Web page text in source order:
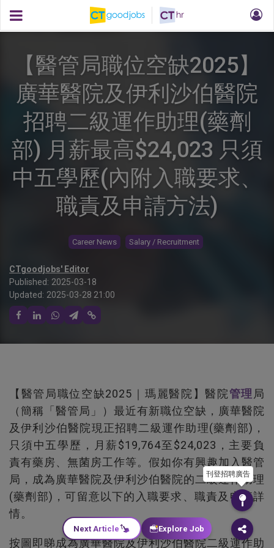
【醫管局職位空缺2025】
廣華醫院及伊利沙伯醫院
招聘二級運作助理(藥劑
部) 月薪最高$24,023 只須
中五學歷(內附入職要求、
職責及申請方法)
Career News Salary / Recruitment
CTgoodjobs' Editor
Published: 2025-03-18
Updated: 2025-03-28 21:00
【醫管局職位空缺2025｜瑪麗醫院】醫院管理 局
（簡稱「醫管局」）最近有新職位空缺，廣華醫院
及伊利沙伯醫院現正招聘二級運作助理(藥劑部)，
只須中五學歷，月薪$19,764至$24,023，主要負
責有藥房、無菌房工作等。假如你有興趣加入醫管
局，成為廣華醫院及伊利沙伯醫院的二級運作助理
(藥劑部)，可留意以下的入職要求、職責及申請詳
情。
按圖即睇成為廣華醫院及伊利沙伯醫院二級運作助
刊登招聘廣告
Next Article Explore Job